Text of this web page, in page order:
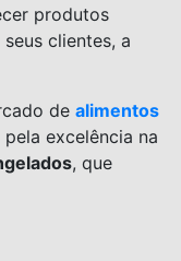
produtos
clientes, a
de alimentos
excelência na
, que